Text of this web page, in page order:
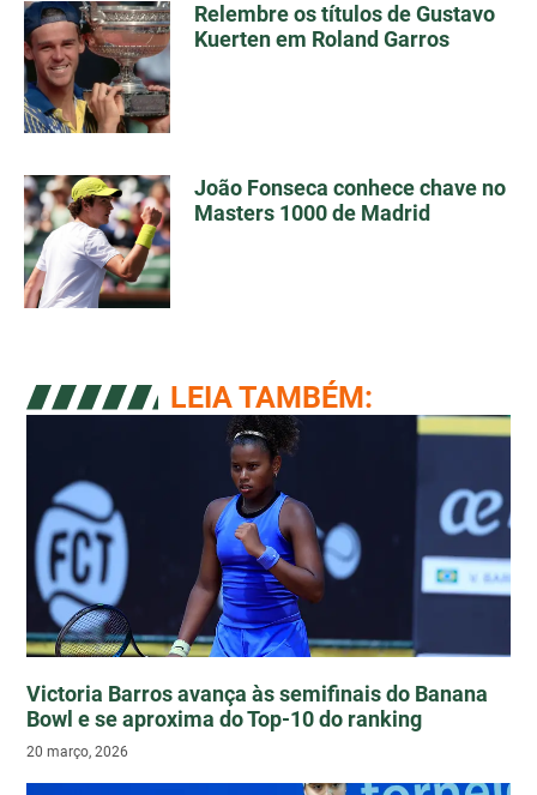
Relembre os títulos de Gustavo
Kuerten em Roland Garros
João Fonseca conhece chave no
Masters 1000 de Madrid
LEIA TAMBÉM:
Victoria Barros avança às semifinais do Banana
Bowl e se aproxima do Top-10 do ranking
20 março, 2026